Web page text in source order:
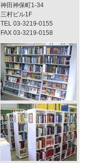
神田神保町1-34
三村ビル1F
TEL 03-3219-0155
FAX 03-3219-0158